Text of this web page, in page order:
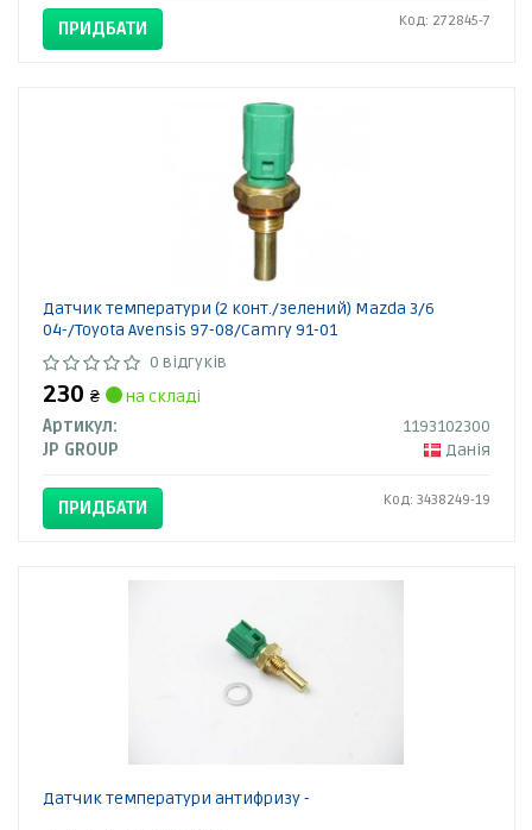
ПРИДБАТИ Код: 272845-7
Датчик температури (2 конт./зелений) Mazda 3/6
04-/Toyota Avensis 97-08/Camry 91-01
0 відгуків
230 ₴
на складі
Артикул:
1193102300
JP GROUP
Данія
ПРИДБАТИ Код: 3438249-19
Датчик температури антифризу -